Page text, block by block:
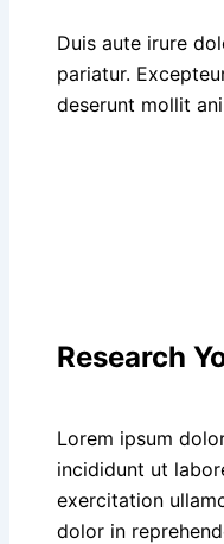
Duis aute irure
pariatur.
deserunt mollit
Research
Lorem ipsum
incididunt ut
exercitation
dolor in